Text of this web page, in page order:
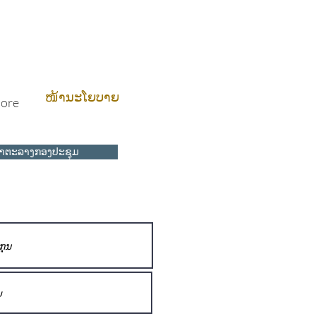
ໜ້ານະໂຍບາຍ
ຕະລາງກອງປະຊຸມ